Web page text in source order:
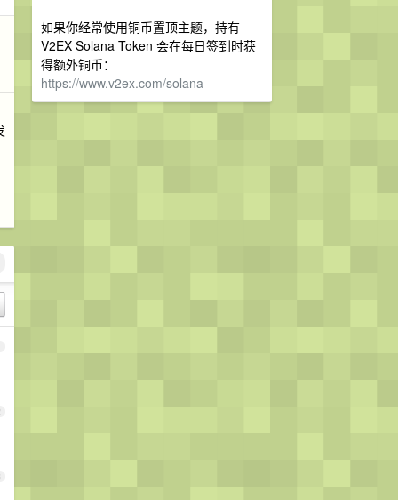
如果你经常使用铜币置顶主题，持有
V2EX Solana Token 会在每日签到时获
得额外铜币：
https://www.v2ex.com/solana